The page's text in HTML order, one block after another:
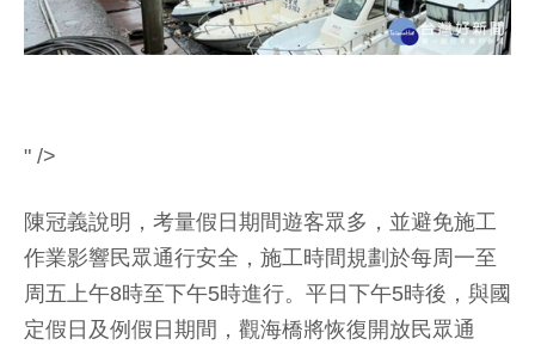
" />
陳冠義說明，考量假日期間遊客眾多，並避免施工
作業影響民眾通行安全，施工時間規劃於每周一至
周五上午8時至下午5時進行。平日下午5時後，與國
定假日及例假日期間，觀海橋將恢復開放民眾通